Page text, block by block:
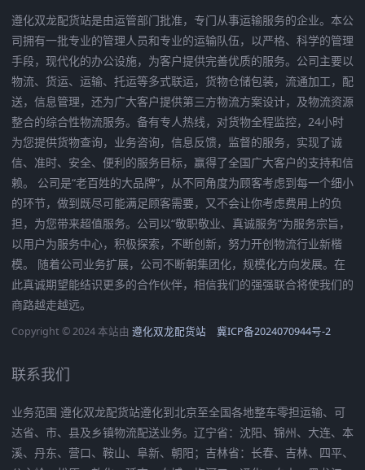
遵化双龙配货站是由运管部门批准，专门从事运输服务的企业。本公
司拥有一批专业的管理人员和专业的运输队伍，以严格、科学的管理
手段，现代化的办公设施，为客户提供完善优质的服务。公司主要以
物流、货运、运输、托运等多式联运，货物仓储包装，流通加工，配
送，信息管理，还为广大客户提供第三方物流方案设计，及物流资源
整合的综合性物流服务。备有专人热线，对货物全程监控，24小时
为您提供货物查询，业务咨询，信息反馈，监督的服务，实现了诚
信、准时、安全、便利的服务目标，赢得了全国广大客户的支持和信
赖。 公司是“老百姓的大品牌”，从不同角度为顾客考虑到每一个细小
的环节，做到既尽可能满足顾客需要，又不会让你考虑费用上的负
担，为您带来超值服务。公司以“敬职敬业、真诚服务”为服务宗旨，
以用户为服务中心，积极探索，不断创新，努力开创物流行业新楷
模。 随着公司业务扩展，公司不断朝集团化，规模化方向发展。在
此真诚期望能结识更多的合作伙伴，相信我们的强强联合将使我们的
商路越走越远。
Copyright © 2024 本站由 遵化双龙配货站 冀ICP备2024070944号-2
联系我们
业务范围 遵化双龙配货站遵化到北京至全国各地整车零担运输、可
达省、市、县及乡镇物流配送业务。辽宁省：沈阳、锦州、大连、本
溪、丹东、营口、鞍山、阜新、朝阳；吉林省：长春、吉林、四平、